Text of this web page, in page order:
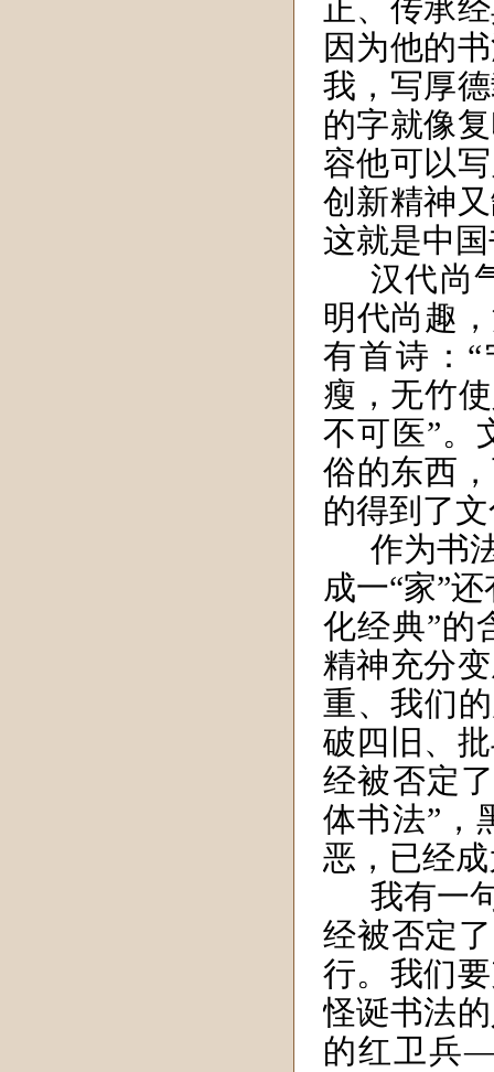
正、传承
因为他的
我，写厚
的字就像
容他可以
创新精神
这就是中
汉代尚
明代尚趣
有首诗：
瘦，无竹
不可医”。
俗的东西
的得到了
作为书
成一“家”
化经典”的
精神充分
重、我们
破四旧、
经被否定
体书法”，
恶，已经
我有一
经被否定
行。我们
怪诞书法
的红卫兵